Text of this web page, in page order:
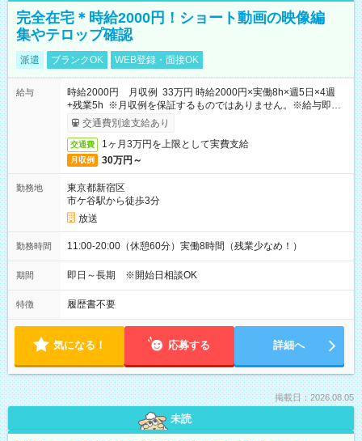
完全在宅＊時給2000円！ショート動画の映像編
集やテロップ確認
派遣 ブランクOK WEB登録・面接OK
給与
時給2000円 月収例 33万円 時給2000円×実働8h×週5日×4週
+残業5h ※月収例を保証するものではありません。※給与即受
取りサービス利用可（利用条件有）
交通費別途支給あり
交通費 1ヶ月3万円を上限として実費支給
月収例 30万円～
勤務地
東京都新宿区
市ケ谷駅から徒歩3分
放送
勤務時間 11:00-20:00（休憩60分）実働8時間（残業少なめ！）
期間 即日～長期 ※開始日相談OK
特徴 履歴書不要
気になる！ 応募する 詳細へ
掲載日：2026.08.05
未読